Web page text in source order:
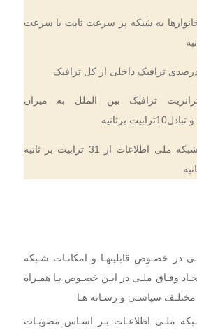
80 درصد خانوارها به شبکه پر سرعت ثابت با سرعت
ترافیک بین الملل به میزان
6. افزایش پهنای باند شبکه ملی اطلاعات از 31 ترابیت بر ثانیه
در خصـوص قابلیتهـا و امکانـات شـبکه
وفـاق ملـی در ایـن خصـوص بـا همـراه
سیاسـی و رسـانه هـا
ملـی اطلاعـات بـر اسـاس مصوبـات